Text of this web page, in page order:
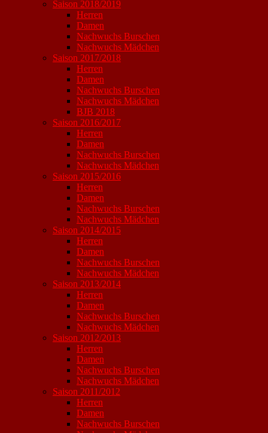
Saison 2018/2019
Herren
Damen
Nachwuchs Burschen
Nachwuchs Mädchen
Saison 2017/2018
Herren
Damen
Nachwuchs Burschen
Nachwuchs Mädchen
BJB 2018
Saison 2016/2017
Herren
Damen
Nachwuchs Burschen
Nachwuchs Mädchen
Saison 2015/2016
Herren
Damen
Nachwuchs Burschen
Nachwuchs Mädchen
Saison 2014/2015
Herren
Damen
Nachwuchs Burschen
Nachwuchs Mädchen
Saison 2013/2014
Herren
Damen
Nachwuchs Burschen
Nachwuchs Mädchen
Saison 2012/2013
Herren
Damen
Nachwuchs Burschen
Nachwuchs Mädchen
Saison 2011/2012
Herren
Damen
Nachwuchs Burschen